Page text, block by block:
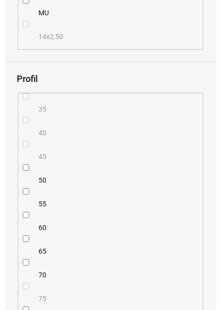
MU
14x2,50
Profil
35
40
45
50
55
60
65
70
75